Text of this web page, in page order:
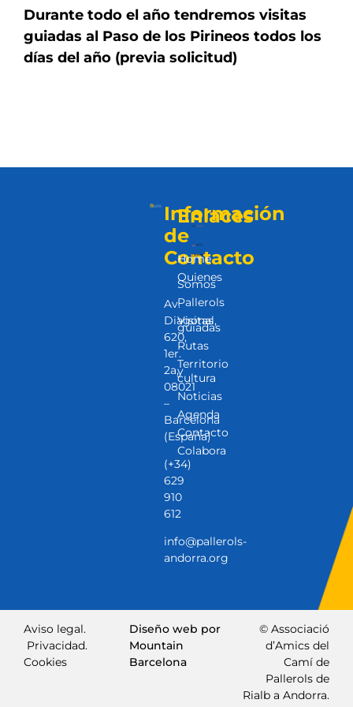
Contacto
Durante todo el año tendremos visitas
guiadas al Paso de los Pirineos todos los
días del año (previa solicitud)
Información
de
Contacto
Av.
Diagonal,
620,
1er.
2a,
08021
–
Barcelona
(España)
(+34)
629
910
612
info@pallerols-
andorra.org
Enlaces
Home
Quienes
Somos
Pallerols
Visitas
guiadas
Rutas
Territorio
y
cultura
Noticias
Agenda
Contacto
Colabora
Aviso legal.
Privacidad.
Cookies
Diseño web por
Mountain
Barcelona
© Associació
d’Amics del
Camí de
Pallerols de
Rialb a Andorra.